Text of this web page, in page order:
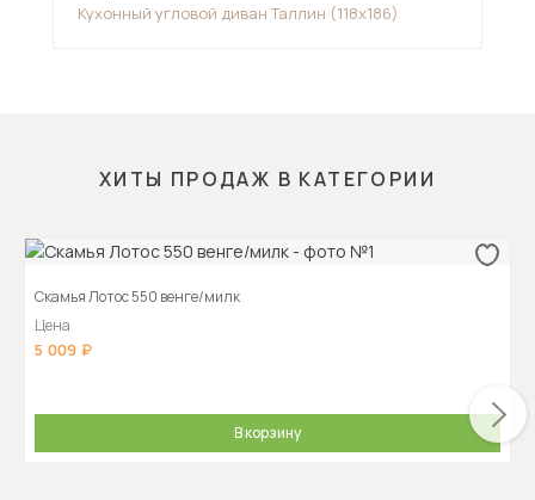
Кухонный угловой диван Таллин (118х186)
ХИТЫ ПРОДАЖ В КАТЕГОРИИ
Скамья Лотос 550 венге/милк
Цена
5 009
В корзину